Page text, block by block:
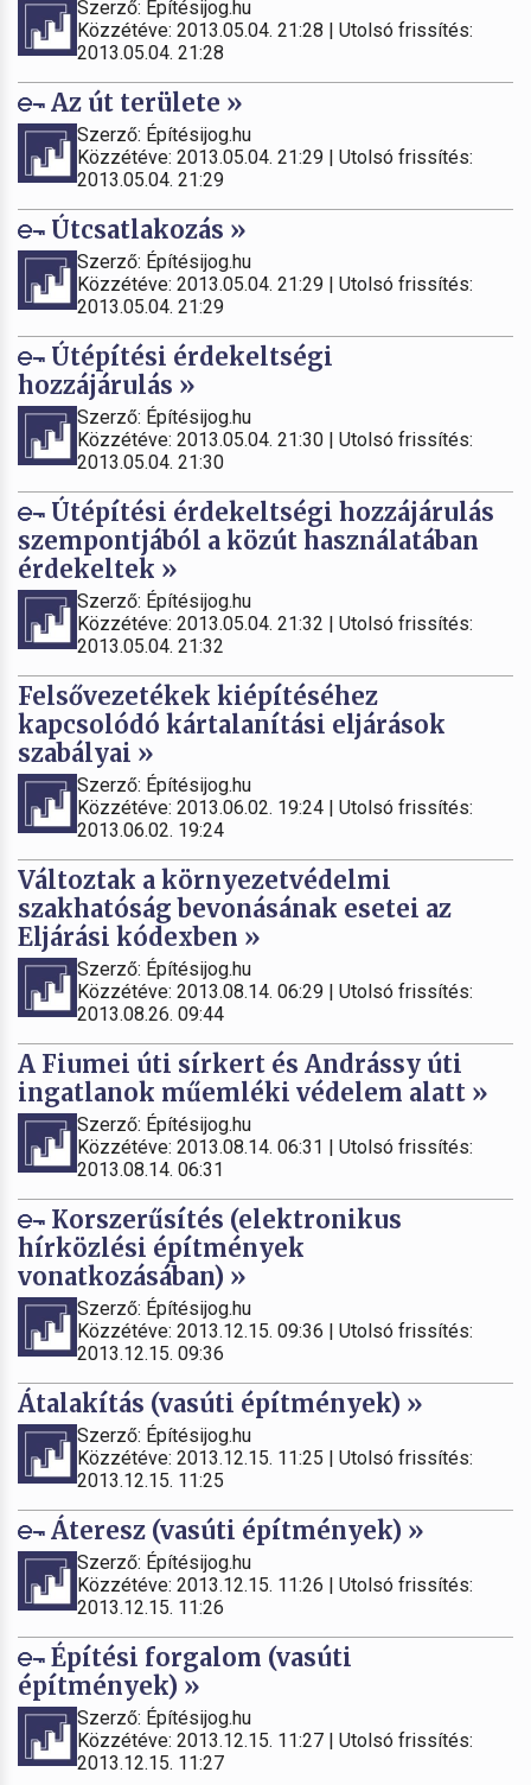
Szerző: Építésijog.hu
Közzétéve: 2013.05.04. 21:28 | Utolsó frissítés:
2013.05.04. 21:28
Az út területe »
Szerző: Építésijog.hu
Közzétéve: 2013.05.04. 21:29 | Utolsó frissítés:
2013.05.04. 21:29
Útcsatlakozás »
Szerző: Építésijog.hu
Közzétéve: 2013.05.04. 21:29 | Utolsó frissítés:
2013.05.04. 21:29
Útépítési érdekeltségi
hozzájárulás »
Szerző: Építésijog.hu
Közzétéve: 2013.05.04. 21:30 | Utolsó frissítés:
2013.05.04. 21:30
Útépítési érdekeltségi hozzájárulás
szempontjából a közút használatában
érdekeltek »
Szerző: Építésijog.hu
Közzétéve: 2013.05.04. 21:32 | Utolsó frissítés:
2013.05.04. 21:32
Felsővezetékek kiépítéséhez
kapcsolódó kártalanítási eljárások
szabályai »
Szerző: Építésijog.hu
Közzétéve: 2013.06.02. 19:24 | Utolsó frissítés:
2013.06.02. 19:24
Változtak a környezetvédelmi
szakhatóság bevonásának esetei az
Eljárási kódexben »
Szerző: Építésijog.hu
Közzétéve: 2013.08.14. 06:29 | Utolsó frissítés:
2013.08.26. 09:44
A Fiumei úti sírkert és Andrássy úti
ingatlanok műemléki védelem alatt »
Szerző: Építésijog.hu
Közzétéve: 2013.08.14. 06:31 | Utolsó frissítés:
2013.08.14. 06:31
Korszerűsítés (elektronikus
hírközlési építmények
vonatkozásában) »
Szerző: Építésijog.hu
Közzétéve: 2013.12.15. 09:36 | Utolsó frissítés:
2013.12.15. 09:36
Átalakítás (vasúti építmények) »
Szerző: Építésijog.hu
Közzétéve: 2013.12.15. 11:25 | Utolsó frissítés:
2013.12.15. 11:25
Áteresz (vasúti építmények) »
Szerző: Építésijog.hu
Közzétéve: 2013.12.15. 11:26 | Utolsó frissítés:
2013.12.15. 11:26
Építési forgalom (vasúti
építmények) »
Szerző: Építésijog.hu
Közzétéve: 2013.12.15. 11:27 | Utolsó frissítés:
2013.12.15. 11:27